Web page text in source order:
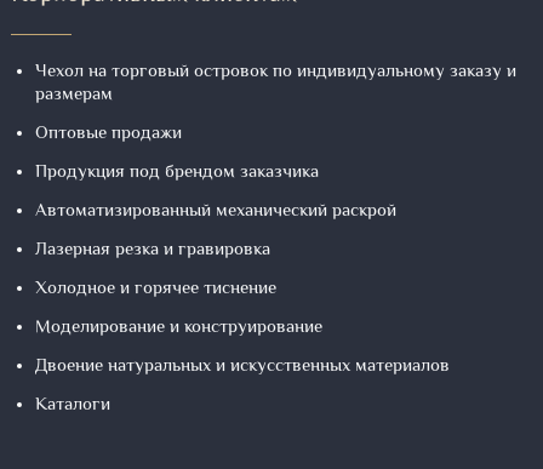
Чехол на торговый островок по индивидуальному заказу и
размерам
Оптовые продажи
Продукция под брендом заказчика
Автоматизированный механический раскрой
Лазерная резка и гравировка
Холодное и горячее тиснение
Моделирование и конструирование
Двоение натуральных и искусственных материалов
Каталоги